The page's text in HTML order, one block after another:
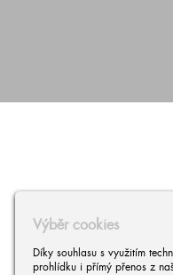
Výběr cookies
Díky souhlasu s využitím
prohlídku i přímý přenos z